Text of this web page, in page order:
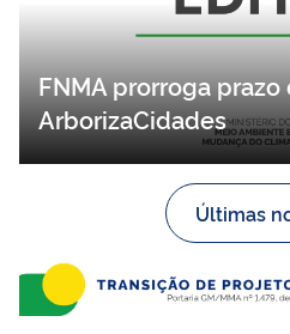
FNMA prorroga prazo
ArborizaCidades
Últimas